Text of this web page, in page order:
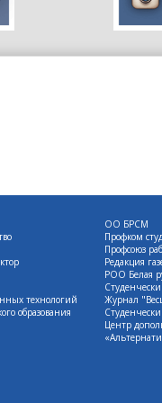
технологий
образования
ОО БРСМ
Профком
Профсоюз
Редакция
РОО Белая
Журнал
Центр